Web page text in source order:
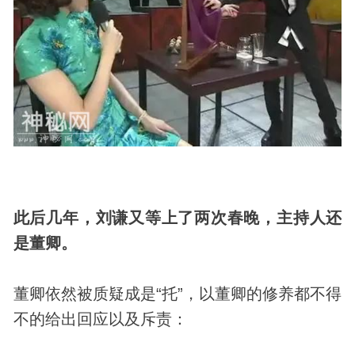
此后几年，刘谦又等上了两次春晚，主持人还
是董卿。
董卿依然被质疑成是“托”，以董卿的修养都不得
不的给出回应以及斥责：